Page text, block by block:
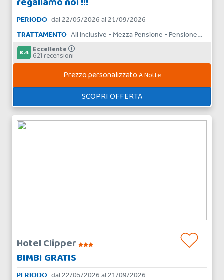
PERIODO dal 22/05/2026 al 21/09/2026
TRATTAMENTO
All Inclusive - Mezza Pensione - Pensione Completa - Bed & Breakfast - Solo Pernottamento
8.4 Eccellente
621 recensioni
Prezzo personalizzatoA Notte
SCOPRI OFFERTA
Hotel Clipper
BIMBI GRATIS
PERIODO dal 22/05/2026 al 21/09/2026